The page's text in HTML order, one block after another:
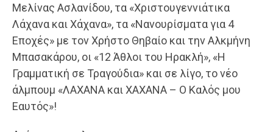
Μελίνας Ασλανίδου, τα «Χριστουγεννιάτικα
Λάχανα και Χάχανα», τα «Νανουρίσματα για 4
Εποχές» με τον Χρήστο Θηβαίο και την Αλκμήνη
Μπασακάρου, οι «12 Άθλοι του Ηρακλή», «Η
Γραμματική σε Τραγούδια» και σε λίγο, το νέο
άλμπουμ «ΛΑΧΑΝΑ και ΧΑΧΑΝΑ – Ο Καλός μου
Εαυτός»!